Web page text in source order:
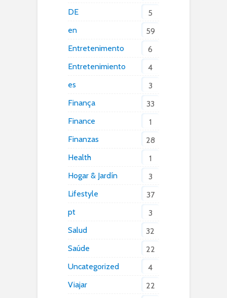
DE
5
en
59
Entretenimento
6
Entretenimiento
4
es
3
Finança
33
Finance
1
Finanzas
28
Health
1
Hogar & Jardín
3
Lifestyle
37
pt
3
Salud
32
Saúde
22
Uncategorized
4
Viajar
22